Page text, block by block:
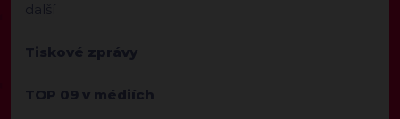
další
Tiskové zprávy
TOP 09 v médiích